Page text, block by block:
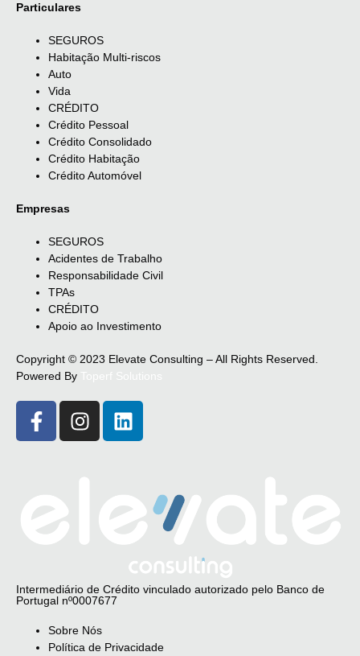
Particulares
SEGUROS
Habitação Multi-riscos
Auto
Vida
CRÉDITO
Crédito Pessoal
Crédito Consolidado
Crédito Habitação
Crédito Automóvel
Empresas
SEGUROS
Acidentes de Trabalho
Responsabilidade Civil
TPAs
CRÉDITO
Apoio ao Investimento
Copyright © 2023 Elevate Consulting – All Rights Reserved.
Powered By
Intermediário de Crédito vinculado autorizado pelo Banco de
Portugal nº0007677
Sobre Nós
Política de Privacidade